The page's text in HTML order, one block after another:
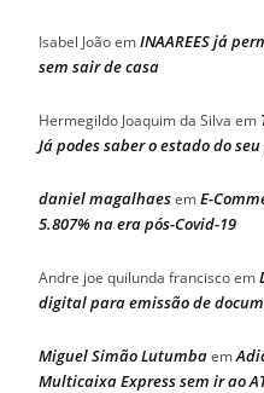
Isabel JoãoemINAAREES já
sem sair de casa
Hermegildo Joaquim da Silva em
Já podes saber o estado do
daniel magalhaesemE-
5.807% na era pós-Covid-19
Andre joe quilunda franciscoem
digital para emissão de
Miguel Simão Lutumbaem
Multicaixa Express sem ir ao